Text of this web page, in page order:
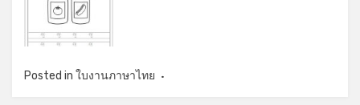
Posted in ใบงานภาษาไทย